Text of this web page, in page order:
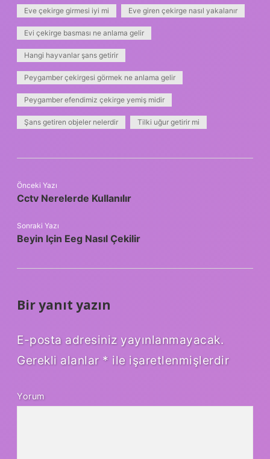
Eve çekirge girmesi iyi mi Eve giren çekirge nasıl yakalanır
Evi çekirge basması ne anlama gelir
Hangi hayvanlar şans getirir
Peygamber çekirgesi görmek ne anlama gelir
Peygamber efendimiz çekirge yemiş midir
Şans getiren objeler nelerdir Tilki uğur getirir mi
Önceki Yazı
Cctv Nerelerde Kullanılır
Sonraki Yazı
Beyin Için Eeg Nasıl Çekilir
Bir yanıt yazın
E-posta adresiniz yayınlanmayacak.
Gerekli alanlar * ile işaretlenmişlerdir
Yorum